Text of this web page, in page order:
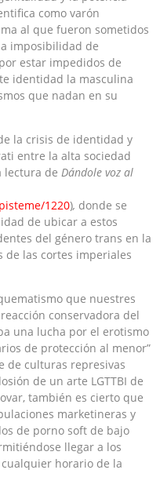
como varón
al que fueron sometidos
imposibilidad de
estar impedidos de
identidad la masculina
que nadan en su
la crisis de identidad y
entre la alta sociedad
lectura de Dándole voz al
1220), donde se
de ubicar a estos
del género trans en la
de las cortes imperiales
que nuestres
conservadora del
una lucha por el erotismo
de protección al menor”
de culturas represivas
de un arte LGTTBI de
también es cierto que
marketineras y
de porno soft de bajo
llegar a los
horario de la